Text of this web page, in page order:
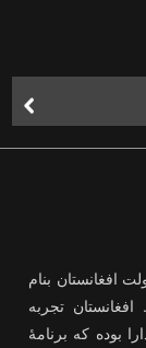
افغانستان بنام
تجربه
بوده که برنامۀ